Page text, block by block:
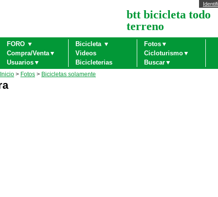
btt bicicleta todo
terreno
FORO ▼ Bicicleta ▼
Fotos▼
Compra/Venta▼
Videos
Cicloturismo▼
Usuarios▼
Bicicleterias Buscar▼
Inicio > Fotos > Bicicletas solamente